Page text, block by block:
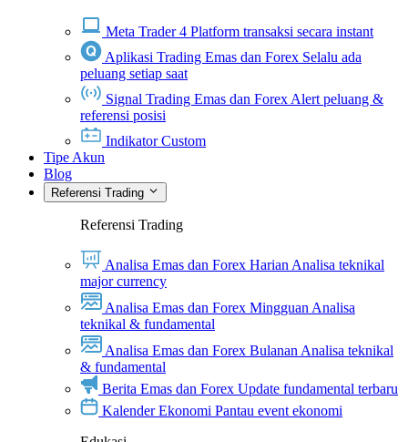
Meta Trader 4 Platform transaksi secara instant
Aplikasi Trading Emas dan Forex Selalu ada
peluang setiap saat
Signal Trading Emas dan Forex Alert peluang &
referensi posisi
Indikator Custom
Tipe Akun
Blog
Referensi Trading
Referensi Trading
Analisa Emas dan Forex Harian Analisa teknikal
major currency
Analisa Emas dan Forex Mingguan Analisa
teknikal & fundamental
Analisa Emas dan Forex Bulanan Analisa teknikal
& fundamental
Berita Emas dan Forex Update fundamental terbaru
Kalender Ekonomi Pantau event ekonomi